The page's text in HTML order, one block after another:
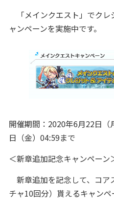
「メインクエスト」でクレ
ャンペーンを実施中です。
開催期間：2020年6月22日
日（金）04:59まで
＜新章追加記念キャンペーン
新章追加を記念して、コア
チャ10回分）貰えるキャンペ